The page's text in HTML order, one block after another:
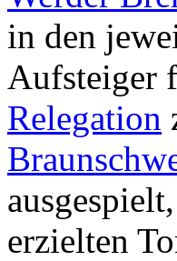
in den
Aufsteiger
Relegation
erzielten